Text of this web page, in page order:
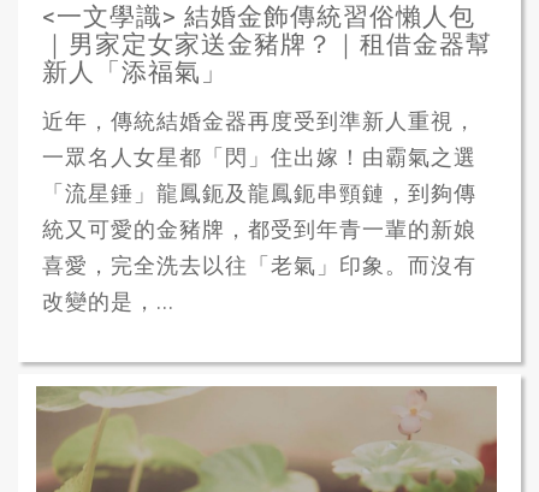
<一文學識> 結婚金飾傳統習俗懶人包
｜男家定女家送金豬牌？｜租借金器幫
新人「添福氣」
近年，傳統結婚金器再度受到準新人重視，
一眾名人女星都「閃」住出嫁！由霸氣之選
「流星錘」龍鳳鈪及龍鳳鈪串頸鏈，到夠傳
統又可愛的金豬牌，都受到年青一輩的新娘
喜愛，完全洗去以往「老氣」印象。而沒有
改變的是，...